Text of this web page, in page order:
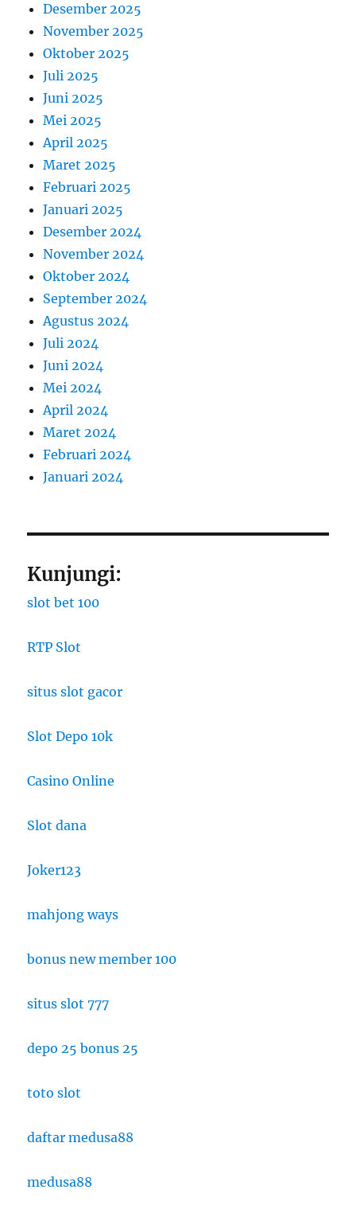
Desember 2025
November 2025
Oktober 2025
Juli 2025
Juni 2025
Mei 2025
April 2025
Maret 2025
Februari 2025
Januari 2025
Desember 2024
November 2024
Oktober 2024
September 2024
Agustus 2024
Juli 2024
Juni 2024
Mei 2024
April 2024
Maret 2024
Februari 2024
Januari 2024
Kunjungi:
slot bet 100
RTP Slot
situs slot gacor
Slot Depo 10k
Casino Online
Slot dana
Joker123
mahjong ways
bonus new member 100
situs slot 777
depo 25 bonus 25
toto slot
daftar medusa88
medusa88